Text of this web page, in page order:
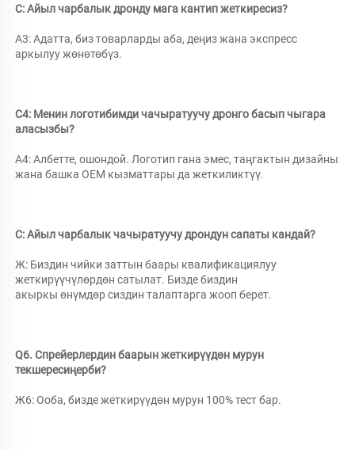
С: Айыл чарбалык дронду мага кантип жеткиресиз?
A3: Адатта, биз товарларды аба, деңиз жана экспресс
аркылуу жөнөтөбүз.
С4: Менин логотибимди чачыратуучу дронго басып чыгара
аласызбы?
А4: Албетте, ошондой. Логотип гана эмес, таңгактын дизайны
жана башка OEM кызматтары да жеткиликтүү.
С: Айыл чарбалык чачыратуучу дрондун сапаты кандай?
Ж: Биздин чийки заттын баары квалификациялуу
жеткирүүчүлөрдөн сатылат. Бизде биздин
акыркы өнүмдөр сиздин талаптарга жооп берет.
Q6. Спрейерлердин баарын жеткирүүдөн мурун
текшересиңерби?
Ж6: Ооба, бизде жеткирүүдөн мурун 100% тест бар.